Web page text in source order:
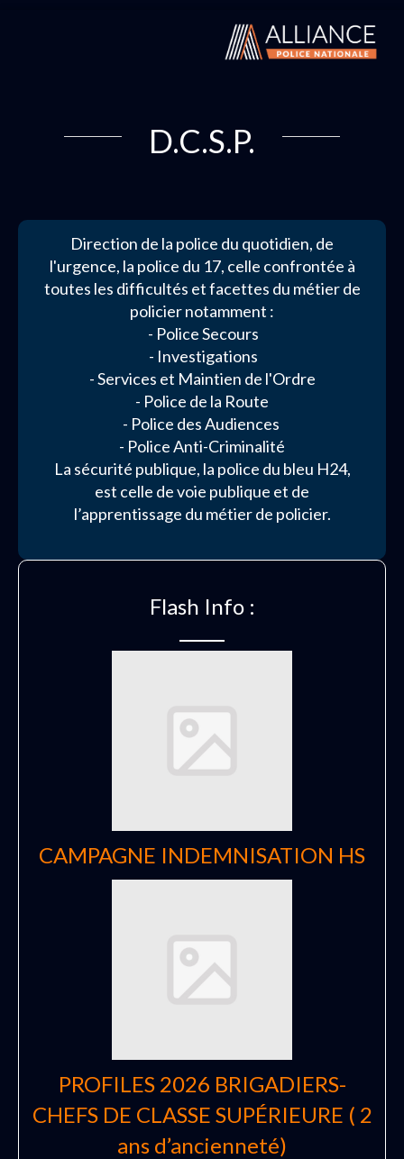
D.C.S.P.
Direction de la police du quotidien, de
l'urgence, la police du 17, celle confrontée à
toutes les difficultés et facettes du métier de
policier notamment :
- Police Secours
- Investigations
- Services et Maintien de l'Ordre
- Police de la Route
- Police des Audiences
- Police Anti-Criminalité
La sécurité publique, la police du bleu H24,
est celle de voie publique et de
l’apprentissage du métier de policier.
Flash Info :
CAMPAGNE INDEMNISATION HS
PROFILES 2026 BRIGADIERS-
CHEFS DE CLASSE SUPÉRIEURE ( 2
ans d’ancienneté)